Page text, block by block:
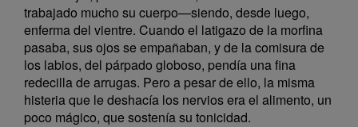
trabajado mucho su cuerpo—siendo, desde luego,
enferma del vientre. Cuando el latigazo de la morfina
pasaba, sus ojos se empañaban, y de la comisura de
los labios, del párpado globoso, pendía una fina
redecilla de arrugas. Pero a pesar de ello, la misma
histeria que le deshacía los nervios era el alimento, un
poco mágico, que sostenía su tonicidad.